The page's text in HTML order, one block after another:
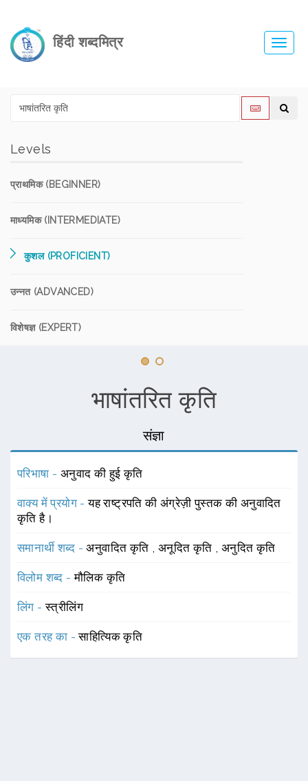
हिंदी शब्दमित्र
Levels
प्राथमिक (BEGINNER)
माध्यमिक (INTERMEDIATE)
कुशल (PROFICIENT)
उन्नत (ADVANCED)
विशेषज्ञ (EXPERT)
भाषांतरित कृति
संज्ञा
परिभाषा - अनुवाद की हुई कृति
वाक्य में प्रयोग -यह राष्ट्रपति की अंग्रेज़ी पुस्तक की अनुवादित
कृति है।
समानार्थी शब्द -अनुवादित कृति , अनूदित कृति , अनुदित कृति
विलोम शब्द -मौलिक कृति
लिंग -स्त्रीलिंग
एक तरह का -साहित्यिक कृति